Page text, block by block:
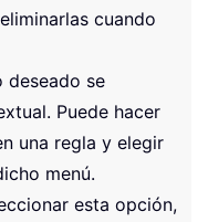
cuando
deseado se
Puede hacer
una regla y elegir
menú.
esta opción,